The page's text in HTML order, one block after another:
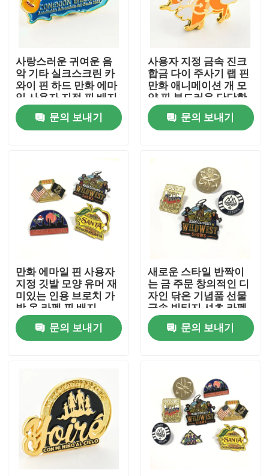
홈
동영상
공장 투어
품질 관리
견적 요청
금속 라펠 핀
사랑스러운 귀여운 음
악 기타 실크스크린 카
와이 핀 하드 만화 에마
일 사용자 지정 핀 배지
어린이 선물
문의 보내기
사용자 지정 금속 진크
합금 다이 주사기 랩 핀
만화 애니메이션 개 모
양 핀 부드러운 단단한
에마일 사용자 지정 핀
배지
문의 보내기
만화 에마일 핀 사용자
지정 깃발 모양 유머 재
미있는 인용 브로치 가
방 옷 라펠 핀 배지
문의 보내기
새로운 스타일 반짝이
는 금 주문 창의적인 디
자인 닦은 기념품 선물
금속 빈티지 셔츠 라펠
핀 브로치
문의 보내기